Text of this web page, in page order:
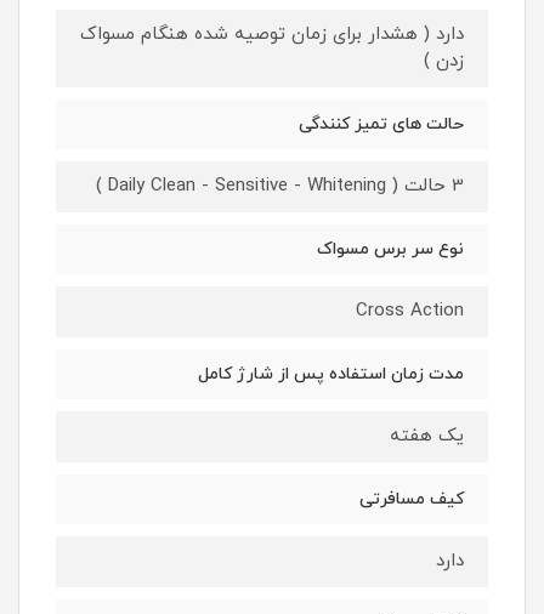
دارد ( هشدار برای زمان توصیه شده هنگام مسواک
زدن )
حالت های تمیز کنندگی
3 حالت ( Daily Clean - Sensitive - Whitening )
نوع سر برس مسواک
Cross Action
مدت زمان استفاده پس از شارژ کامل
یک هفته
کیف مسافرتی
دارد